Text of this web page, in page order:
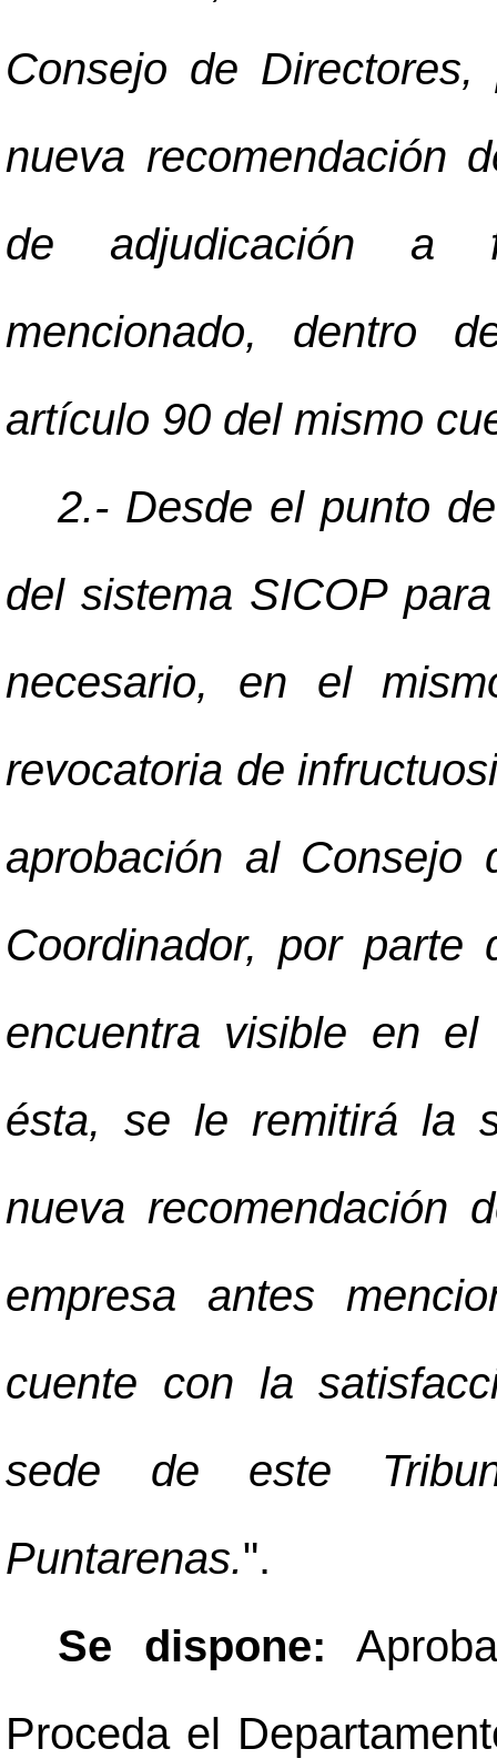
Consejo de
nueva recomendación
de adjudicación a
mencionado, dentro
artículo 90 del mismo
2.- Desde el punto
del sistema SICOP
necesario, en el
revocatoria de
aprobación al
Coordinador, por
encuentra visible en
ésta, se le remitirá la
nueva recomendación
empresa antes
cuente con la
sede de este
Puntarenas.".
Se dispone:
Proceda el